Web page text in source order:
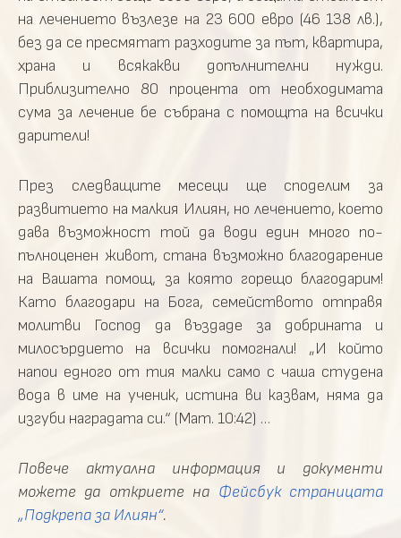
на лечението възлезе на 23 600 евро (46 138 лв.),
без да се пресмятат разходите за път, квартира,
храна и всякакви допълнителни нужди.
Приблизително 80 процента от необходимата
сума за лечение бе събрана с помощта на всички
дарители!
През следващите месеци ще споделим за
развитието на малкия Илиян, но лечението, което
дава възможност той да води един много по-
пълноценен живот, стана възможно благодарение
на Вашата помощ, за която горещо благодарим!
Като благодари на Бога, семейството отправя
молитви Господ да въздаде за добрината и
милосърдието на всички помогнали! „И който
напои едного от тия малки само с чаша студена
вода в име на ученик, истина ви казвам, няма да
изгуби наградата си.“ (Мат. 10:42) …
Повече актуална информация и документи
можете да откриете на Фейсбук страницата
„Подкрепа за Илиян“.